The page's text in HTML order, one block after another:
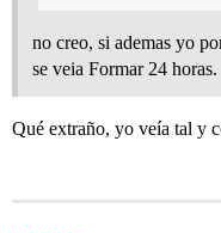
no creo, si ademas yo
se veia Formar 24 horas.
Qué extraño, yo veía tal y